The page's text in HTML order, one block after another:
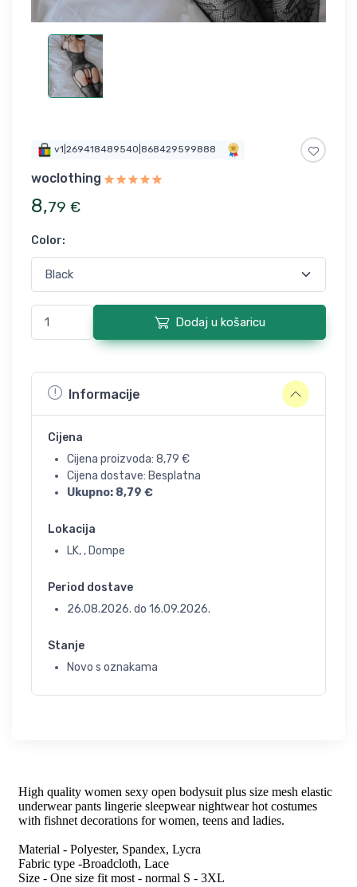
v1|269418489540|868429599888
woclothing
8,79 €
Color:
Dodaj u košaricu
Informacije
Cijena
Cijena proizvoda: 8,79 €
Cijena dostave: Besplatna
Ukupno: 8,79 €
Lokacija
LK, , Dompe
Period dostave
26.08.2026. do 16.09.2026.
Stanje
Novo s oznakama